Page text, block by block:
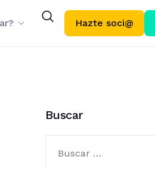
Hazte soci@
Buscar